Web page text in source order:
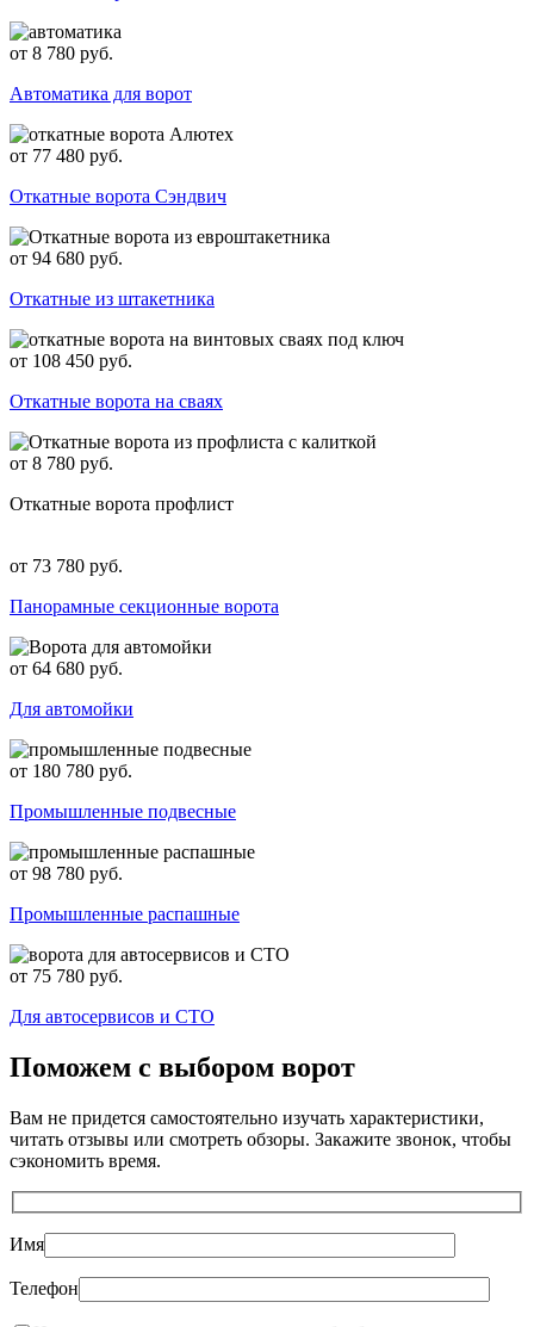
от 8 780 руб.
Автоматика для ворот
от 77 480 руб.
Откатные ворота Сэндвич
от 94 680 руб.
Откатные из штакетника
от 108 450 руб.
Откатные ворота на сваях
от 8 780 руб.
Откатные ворота профлист
от 73 780 руб.
Панорамные секционные ворота
от 64 680 руб.
Для автомойки
от 180 780 руб.
Промышленные подвесные
от 98 780 руб.
Промышленные распашные
от 75 780 руб.
Для автосервисов и СТО
Поможем с выбором ворот
Вам не придется самостоятельно изучать характеристики,
читать отзывы или смотреть обзоры. Закажите звонок, чтобы
сэкономить время.
Имя
Телефон